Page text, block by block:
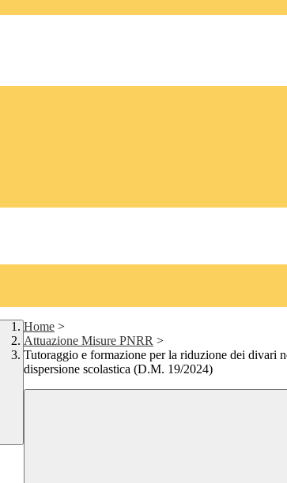
Home >
Attuazione Misure PNRR >
Tutoraggio e formazione per la riduzione dei divari
dispersione scolastica (D.M. 19/2024)